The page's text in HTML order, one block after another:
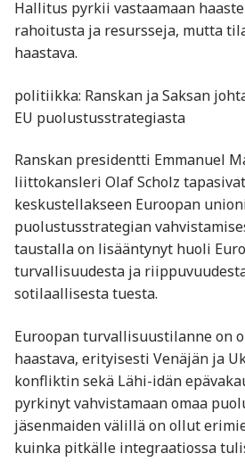
Hallitus pyrkii vastaamaan
rahoitusta ja resursseja, mutta
haastava.
politiikka: Ranskan ja Saksan
EU puolustusstrategiasta
Ranskan presidentti Emmanuel
liittokansleri Olaf Scholz
keskustellakseen Euroopan
puolustusstrategian
taustalla on lisääntynyt huoli
turvallisuudesta ja
sotilaallisesta tuesta.
Euroopan turvallisuustilanne on
haastava, erityisesti Venäjän ja
konfliktin sekä Lähi-idän
pyrkinyt vahvistamaan omaa
jäsenmaiden välillä on ollut
kuinka pitkälle integraatiossa